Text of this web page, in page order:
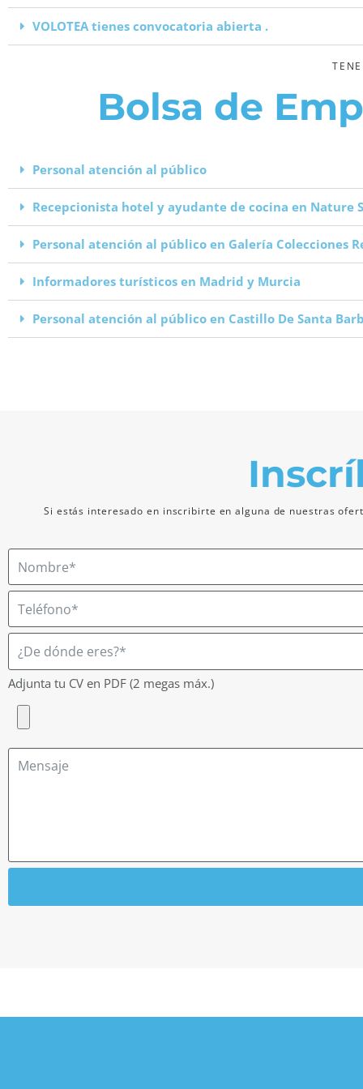
VOLOTEA tienes convocatoria abierta .
Bolsa de
Personal atención al público
Recepcionista hotel y ayudante de cocina en Nature
Personal atención al público en Galería Colecciones
Informadores turísticos en Madrid y Murcia
Personal atención al público en Castillo De Santa
Si estás interesado en inscribirte en alguna de nuestras
Adjunta tu CV en PDF (2 megas máx.)